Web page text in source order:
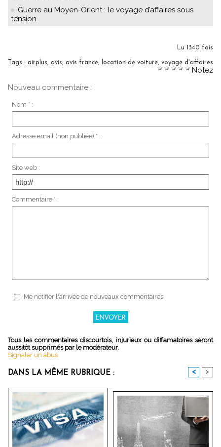
Guerre au Moyen-Orient : le voyage d’affaires sous
tension
Lu 1340 fois
Tags : airplus avis avis france location de voiture voyage d'affaires
Notez
Nouveau commentaire :
Nom * :
Adresse email (non publiée) * :
Site web :
Commentaire * :
Me notifier l'arrivée de nouveaux commentaires
Tous les commentaires discourtois, injurieux ou diffamatoires seront
aussitôt supprimés par le modérateur.
Signaler un abus
DANS LA MÊME RUBRIQUE : < >